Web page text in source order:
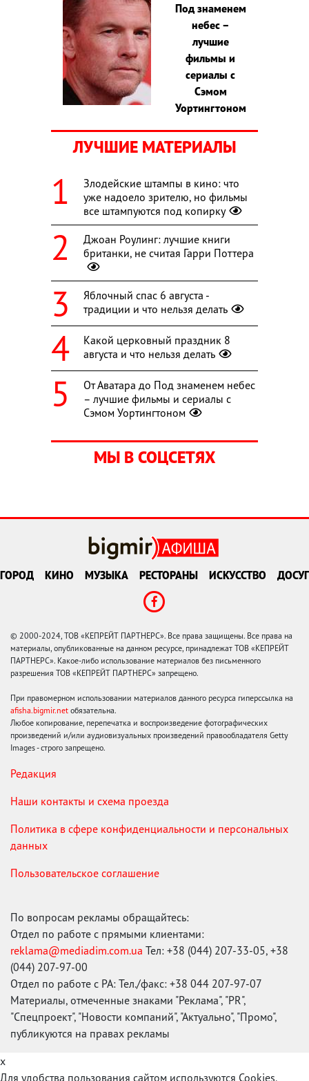
Под знаменем
небес –
лучшие
фильмы и
сериалы с
Сэмом
Уортингтоном
ЛУЧШИЕ МАТЕРИАЛЫ
Злодейские штампы в кино: что
уже надоело зрителю, но фильмы
все штампуются под копирку
Джоан Роулинг: лучшие книги
британки, не считая Гарри Поттера
Яблочный спас 6 августа -
традиции и что нельзя делать
Какой церковный праздник 8
августа и что нельзя делать
От Аватара до Под знаменем небес
– лучшие фильмы и сериалы с
Сэмом Уортингтоном
МЫ В СОЦСЕТЯХ
ГОРОД КИНО МУЗЫКА РЕСТОРАНЫ ИСКУССТВО ДОСУГ
© 2000-2024, ТОВ «КЕПРЕЙТ ПАРТНЕРС». Все права защищены. Все права на
материалы, опубликованные на данном ресурсе, принадлежат ТОВ «КЕПРЕЙТ
ПАРТНЕРС». Какое-либо использование материалов без письменного
разрешения ТОВ «КЕПРЕЙТ ПАРТНЕРС» запрещено.
При правомерном использовании материалов данного ресурса гиперссылка на
afisha.bigmir.net обязательна.
Любое копирование, перепечатка и воспроизведение фотографических
произведений и/или аудиовизуальных произведений правообладателя Getty
Images - строго запрещено.
Редакция
Наши контакты и схема проезда
Политика в сфере конфиденциальности и персональных
данных
Пользовательское соглашение
По вопросам рекламы обращайтесь:
Отдел по работе с прямыми клиентами:
reklama@mediadim.com.ua Тел: +38 (044) 207-33-05, +38
(044) 207-97-00
Отдел по работе с РА: Тел./факс: +38 044 207-97-07
Материалы, отмеченные знаками "Реклама", "PR",
"Спецпроект", "Новости компаний", "Актуально", "Промо",
публикуются на правах рекламы
x
Для удобства пользования сайтом используются Cookies.